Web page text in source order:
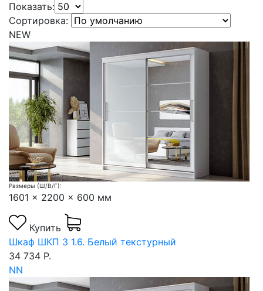
Показать:
Сортировка:
NEW
Размеры (Ш/В/Г):
1601 x 2200 x 600 мм
Купить
Шкаф ШКП 3 1.6. Белый текстурный
34 734 Р.
NN